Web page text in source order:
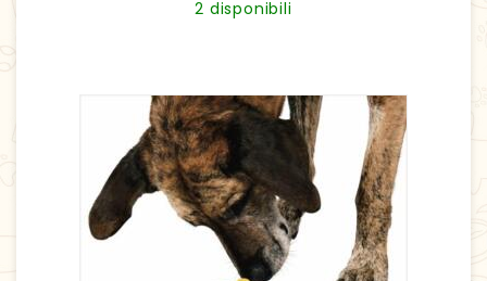
2 disponibili